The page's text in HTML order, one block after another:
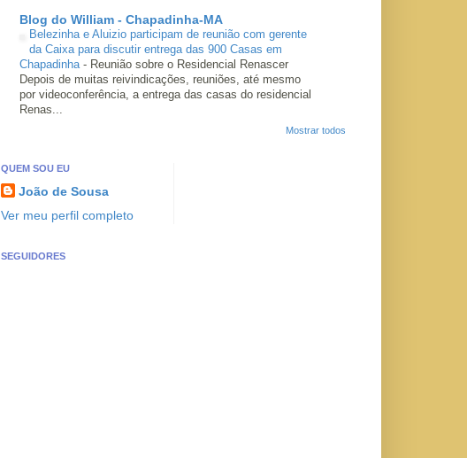
Blog do William - Chapadinha-MA
Belezinha e Aluizio participam de reunião com gerente
da Caixa para discutir entrega das 900 Casas em
Chapadinha - Reunião sobre o Residencial Renascer
Depois de muitas reivindicações, reuniões, até mesmo
por videoconferência, a entrega das casas do residencial
Renas...
Mostrar todos
QUEM SOU EU
João de Sousa
Ver meu perfil completo
SEGUIDORES